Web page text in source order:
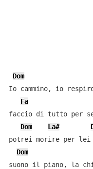
Dom
Io cammino, io
Fa
faccio di tutto per
Dom
La#
potrei morire per lei
Dom
suono il piano, la